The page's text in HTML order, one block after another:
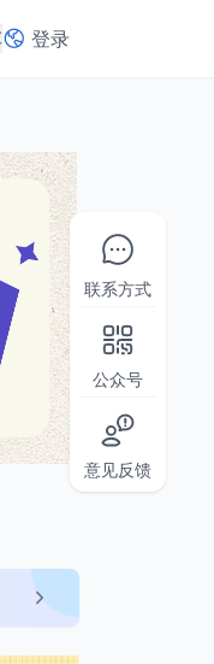
登录
联系方式
公众号
意见反馈